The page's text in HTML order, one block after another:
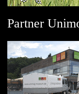
Partner